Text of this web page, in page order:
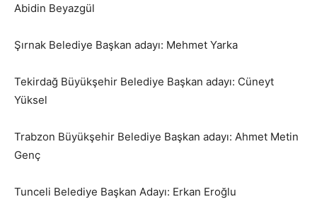
Abidin Beyazgül
Şırnak Belediye Başkan adayı: Mehmet Yarka
Tekirdağ Büyükşehir Belediye Başkan adayı: Cüneyt
Yüksel
Trabzon Büyükşehir Belediye Başkan adayı: Ahmet Metin
Genç
Tunceli Belediye Başkan Adayı: Erkan Eroğlu